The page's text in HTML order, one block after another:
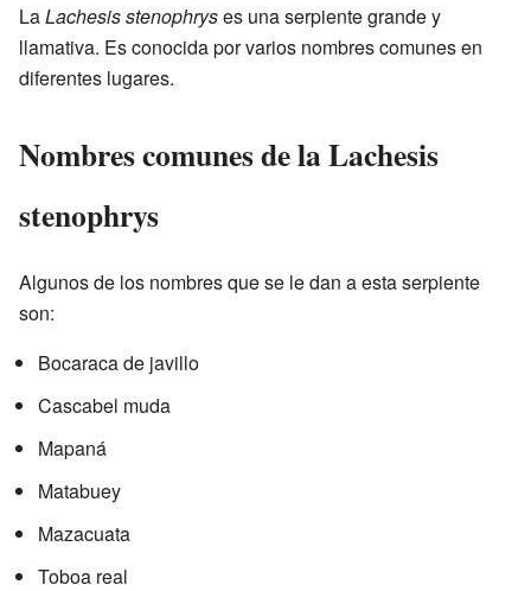
LaLachesis stenophryses una serpiente grande y
llamativa. Es conocida por varios nombres comunes en
diferentes lugares.
Nombres comunes de la Lachesis
stenophrys
Algunos de los nombres que se le dan a esta serpiente
son:
Bocaraca de javillo
Cascabel muda
Mapaná
Matabuey
Mazacuata
Toboa real